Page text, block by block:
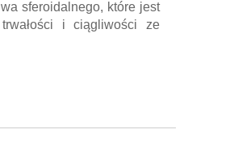
sferoidalnego, które jest
i ciągliwości ze